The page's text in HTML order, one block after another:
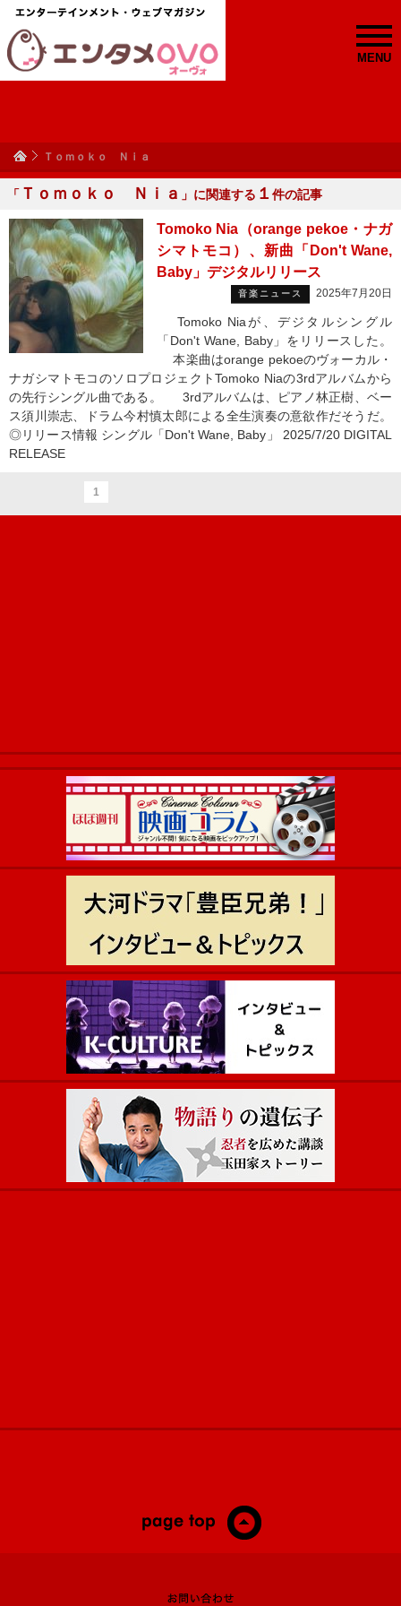
MENU
Ｔｏｍｏｋｏ Ｎｉａ
「 Ｔｏｍｏｋｏ Ｎｉａ 」に関連する １ 件の記事
Tomoko Nia（orange pekoe・ナガ
シマトモコ）、新曲「Don't Wane,
Baby」デジタルリリース
音楽ニュース 2025年7月20日
Tomoko Niaが、デジタルシングル
「Don't Wane, Baby」をリリースした。
本楽曲はorange pekoeのヴォーカル・
ナガシマトモコのソロプロジェクトTomoko Niaの3rdアルバムから
の先行シングル曲である。 3rdアルバムは、ピアノ林正樹、ベー
ス須川崇志、ドラム今村慎太郎による全生演奏の意欲作だそうだ。
◎リリース情報 シングル「Don't Wane, Baby」 2025/7/20 DIGITAL
RELEASE
1